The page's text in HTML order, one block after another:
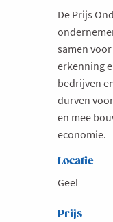
De Prijs
samen
erkenning
bedrijven
durven
en mee
economie.
Locatie
Geel
Prijs